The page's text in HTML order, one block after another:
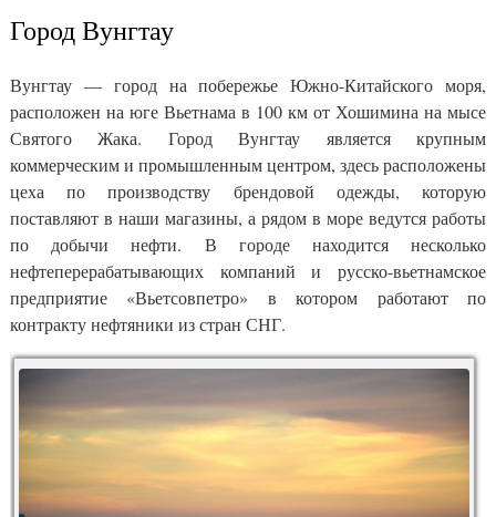
Город Вунгтау
Вунгтау — город на побережье Южно-Китайского моря,
расположен на юге Вьетнама в 100 км от Хошимина на мысе
Святого Жака. Город Вунгтау является крупным
коммерческим и промышленным центром, здесь расположены
цеха по производству брендовой одежды, которую
поставляют в наши магазины, а рядом в море ведутся работы
по добычи нефти. В городе находится несколько
нефтеперерабатывающих компаний и русско-вьетнамское
предприятие «Вьетсовпетро» в котором работают по
контракту нефтяники из стран СНГ.